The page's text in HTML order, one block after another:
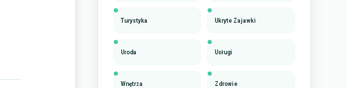
Turystyka Ukryte Zajawki
Uroda Usługi
Wnętrza Zdrowie